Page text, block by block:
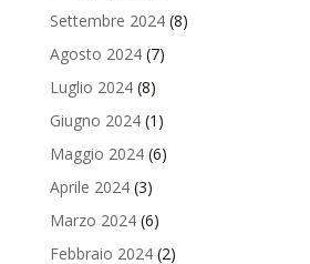
Settembre 2024(8)
Agosto 2024(7)
Luglio 2024(8)
Giugno 2024(1)
Maggio 2024(6)
Aprile 2024(3)
Marzo 2024(6)
Febbraio 2024(2)